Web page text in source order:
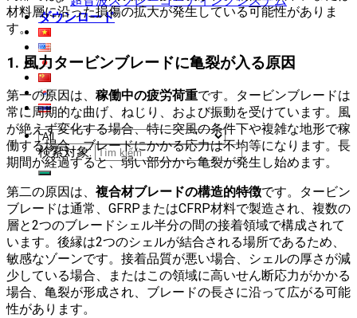
ダウンロード
検索対象:
材料層に沿った損傷の拡大が発生している可能性がありま
す。
1. 風力タービンブレードに亀裂が入る原因
第一の原因は、 稼働中の疲労荷重です。タービンブレードは
常に周期的な曲げ、ねじり、および振動を受けています。風
が絶えず変化する場合、特に突風の条件下や複雑な地形で稼
働する場合、ブレードにかかる応力は不均等になります。長
期間が経過すると、弱い部分から亀裂が発生し始めます。
第二の原因は、 複合材ブレードの構造的特徴です。タービン
ブレードは通常、GFRPまたはCFRP材料で製造され、複数の
層と2つのブレードシェル半分の間の接着領域で構成されて
います。後縁は2つのシェルが結合される場所であるため、
敏感なゾーンです。接着品質が悪い場合、シェルの厚さが減
少している場合、またはこの領域に高いせん断応力がかかる
場合、亀裂が形成され、ブレードの長さに沿って広がる可能
性があります。